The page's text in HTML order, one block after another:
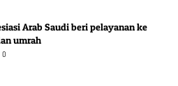
Arab Saudi beri pelayanan ke
umrah
0